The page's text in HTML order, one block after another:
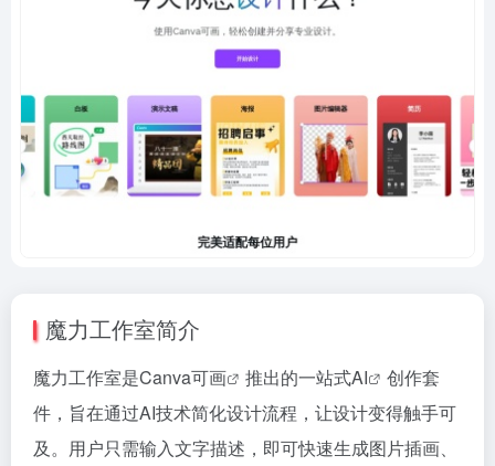
魔力工作室简介
魔力工作室是Canva可画 推出的一站式AI
创作套
件，旨在通过AI技术简化设计流程，让设计变得触手可
及。用户只需输入文字描述，即可快速生成图片插画、